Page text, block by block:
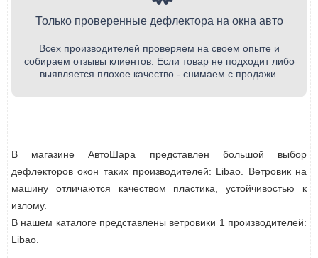
Только проверенные дефлектора на окна авто
Всех производителей проверяем на своем опыте и
собираем отзывы клиентов. Если товар не подходит либо
выявляется плохое качество - снимаем с продажи.
В магазине АвтоШара представлен большой выбор
дефлекторов окон таких производителей: Libao. Ветровик на
машину отличаются качеством пластика, устойчивостью к
излому.
В нашем каталоге представлены ветровики 1 производителей:
Libao.